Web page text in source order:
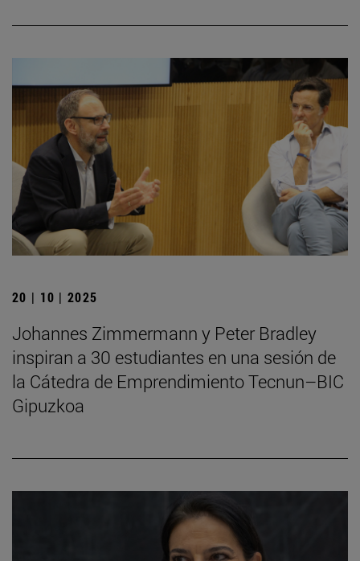
20 | 10 | 2025
Johannes Zimmermann y Peter Bradley
inspiran a 30 estudiantes en una sesión de
la Cátedra de Emprendimiento Tecnun–BIC
Gipuzkoa